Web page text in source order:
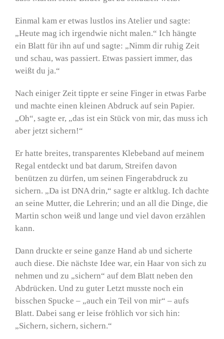
Einmal kam er etwas lustlos ins Atelier und sagte:
„Heute mag ich irgendwie nicht malen.“ Ich hängte
ein Blatt für ihn auf und sagte: „Nimm dir ruhig Zeit
und schau, was passiert. Etwas passiert immer, das
weißt du ja.“
Nach einiger Zeit tippte er seine Finger in etwas Farbe
und machte einen kleinen Abdruck auf sein Papier.
„Oh“, sagte er, „das ist ein Stück von mir, das muss ich
aber jetzt sichern!“
Er hatte breites, transparentes Klebeband auf meinem
Regal entdeckt und bat darum, Streifen davon
benützen zu dürfen, um seinen Fingerabdruck zu
sichern. „Da ist DNA drin,“ sagte er altklug. Ich dachte
an seine Mutter, die Lehrerin; und an all die Dinge, die
Martin schon weiß und lange und viel davon erzählen
kann.
Dann druckte er seine ganze Hand ab und sicherte
auch diese. Die nächste Idee war, ein Haar von sich zu
nehmen und zu „sichern“ auf dem Blatt neben den
Abdrücken. Und zu guter Letzt musste noch ein
bisschen Spucke – „auch ein Teil von mir“ – aufs
Blatt. Dabei sang er leise fröhlich vor sich hin:
„Sichern, sichern, sichern.“